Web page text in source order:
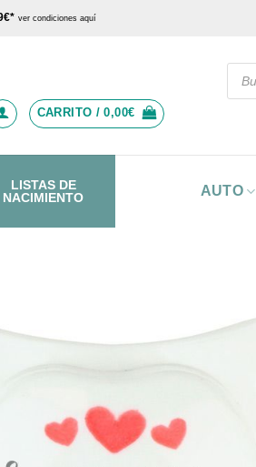
ver condiciones aquí
CARRITO /0,00€
LISTAS DE
NACIMIENTO
AUTO